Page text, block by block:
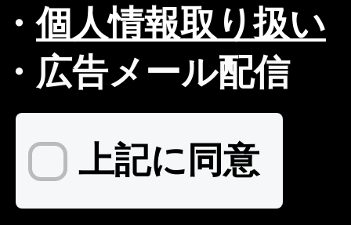
・個人情報取り扱い
・ 広告メール配信
上記に同意